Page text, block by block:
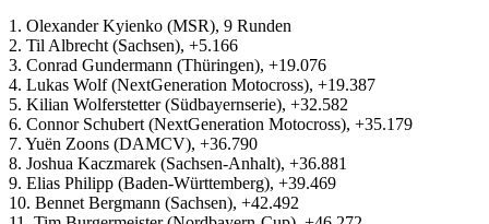
1. Olexander Kyienko (MSR), 9 Runden
2. Til Albrecht (Sachsen), +5.166
3. Conrad Gundermann (Thüringen), +19.076
4. Lukas Wolf (NextGeneration Motocross), +19.387
5. Kilian Wolferstetter (Südbayernserie), +32.582
6. Connor Schubert (NextGeneration Motocross), +35.179
7. Yuën Zoons (DAMCV), +36.790
8. Joshua Kaczmarek (Sachsen-Anhalt), +36.881
9. Elias Philipp (Baden-Württemberg), +39.469
10. Bennet Bergmann (Sachsen), +42.492